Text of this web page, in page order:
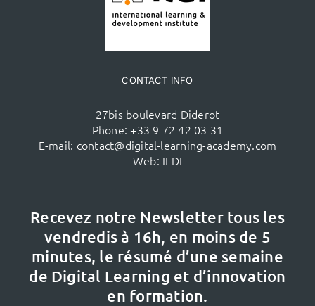
CONTACT INFO
27bis boulevard Diderot
Phone: +33 9 72 42 03 31
E-mail: contact@digital-learning-academy.com
Web: ILDI
Recevez notre Newsletter tous les
vendredis à 16h, en moins de 5
minutes, le résumé d’une semaine
de Digital Learning et d’innovation
en formation.